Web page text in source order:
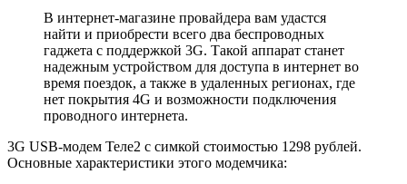
В интернет-магазине провайдера вам удастся
найти и приобрести всего два беспроводных
гаджета с поддержкой 3G. Такой аппарат станет
надежным устройством для доступа в интернет во
время поездок, а также в удаленных регионах, где
нет покрытия 4G и возможности подключения
проводного интернета.
3G USB-модем Теле2 с симкой стоимостью 1298 рублей.
Основные характеристики этого модемчика: